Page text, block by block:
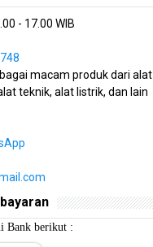
- 17.00 WIB
macam produk dari alat
teknik, alat listrik, dan lain
Bank berikut :